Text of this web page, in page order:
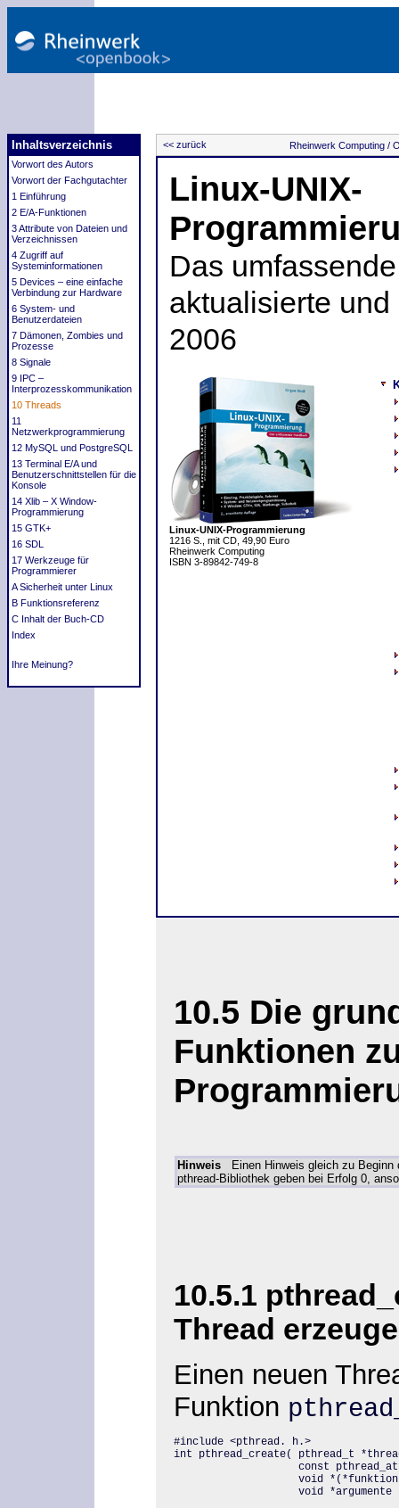
Inhaltsverzeichnis
Vorwort des Autors
Vorwort der Fachgutachter
1 Einführung
2 E/A-Funktionen
3 Attribute von Dateien und
Verzeichnissen
4 Zugriff auf
Systeminformationen
5 Devices – eine einfache
Verbindung zur Hardware
6 System- und
Benutzerdateien
7 Dämonen, Zombies und
Prozesse
8 Signale
9 IPC –
Interprozesskommunikation
10 Threads
11
Netzwerkprogrammierung
12 MySQL und PostgreSQL
13 Terminal E/A und
Benutzerschnittstellen für die
Konsole
14 Xlib – X Window-
Programmierung
15 GTK+
16 SDL
17 Werkzeuge für
Programmierer
A Sicherheit unter Linux
B Funktionsreferenz
C Inhalt der Buch-CD
Index
Ihre Meinung?
<< zurück Rheinwerk Computing /
Linux-UNIX-
Das
aktualisierte
2006
Linux-UNIX-Programmierung
1216 S., mit CD, 49,90 Euro
Rheinwerk Computing
ISBN 3-89842-749-8
10.5 Die
Funktionen
Hinweis Einen Hinweis gleich zu Beginn
pthread-Bibliothek geben bei Erfolg 0,
10.5.1
Thread erzeuge
Einen neuen
Funktion
#include <pthread. h.>
int pthread_create( pthread_t
const pthread_attr_t
void
void *argumente